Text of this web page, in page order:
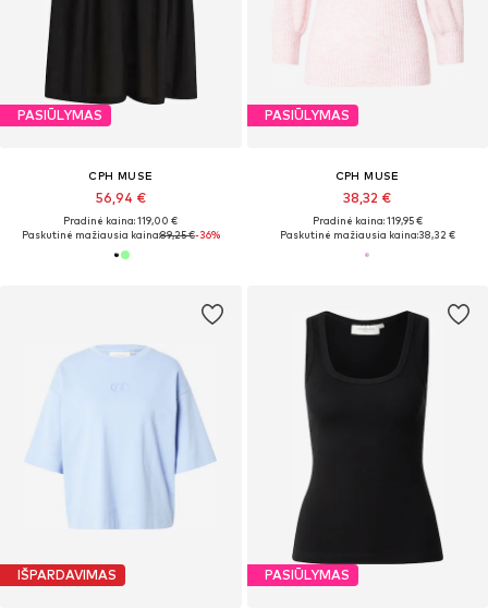
PASIŪLYMAS
CPH MUSE
56,94 €
Pradinė kaina: 119,00 €
Paskutinė mažiausia kaina:89,25 €-36%
PASIŪLYMAS
CPH MUSE
38,32 €
Pradinė kaina: 119,95 €
Paskutinė mažiausia kaina:38,32 €
IŠPARDAVIMAS PASIŪLYMAS